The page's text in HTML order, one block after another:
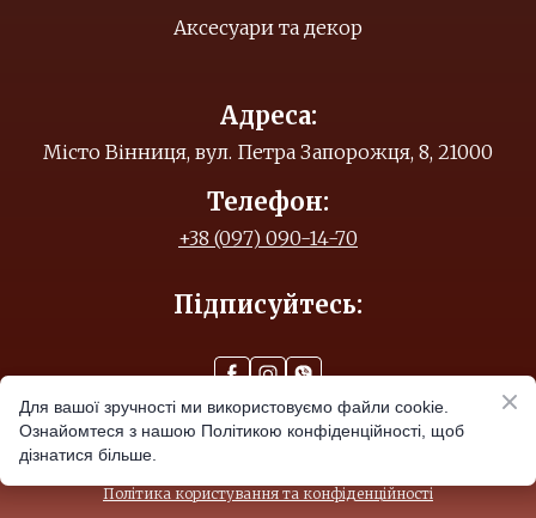
Аксесуари та декор
Адреса:
Місто Вінниця, вул. Петра Запорожця, 8, 21000
Телефон:
+38 (097) 090-14-70
Підписуйтесь:
Політика користування та конфіденційності
Для вашої зручності ми використовуємо файли cookie.
Ознайомтеся з нашою Політикою конфіденційності, щоб
дізнатися більше.